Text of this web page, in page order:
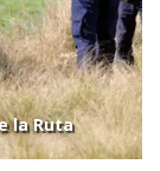
la Ruta